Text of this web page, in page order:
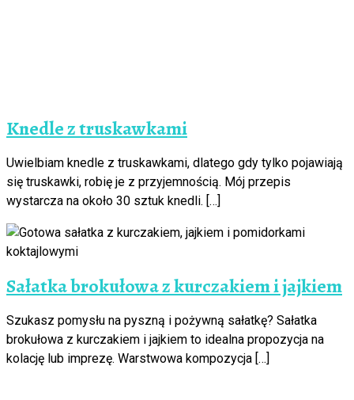
Knedle z truskawkami
Uwielbiam knedle z truskawkami, dlatego gdy tylko pojawiają
się truskawki, robię je z przyjemnością. Mój przepis
wystarcza na około 30 sztuk knedli. […]
Sałatka brokułowa z kurczakiem i jajkiem
Szukasz pomysłu na pyszną i pożywną sałatkę? Sałatka
brokułowa z kurczakiem i jajkiem to idealna propozycja na
kolację lub imprezę. Warstwowa kompozycja […]